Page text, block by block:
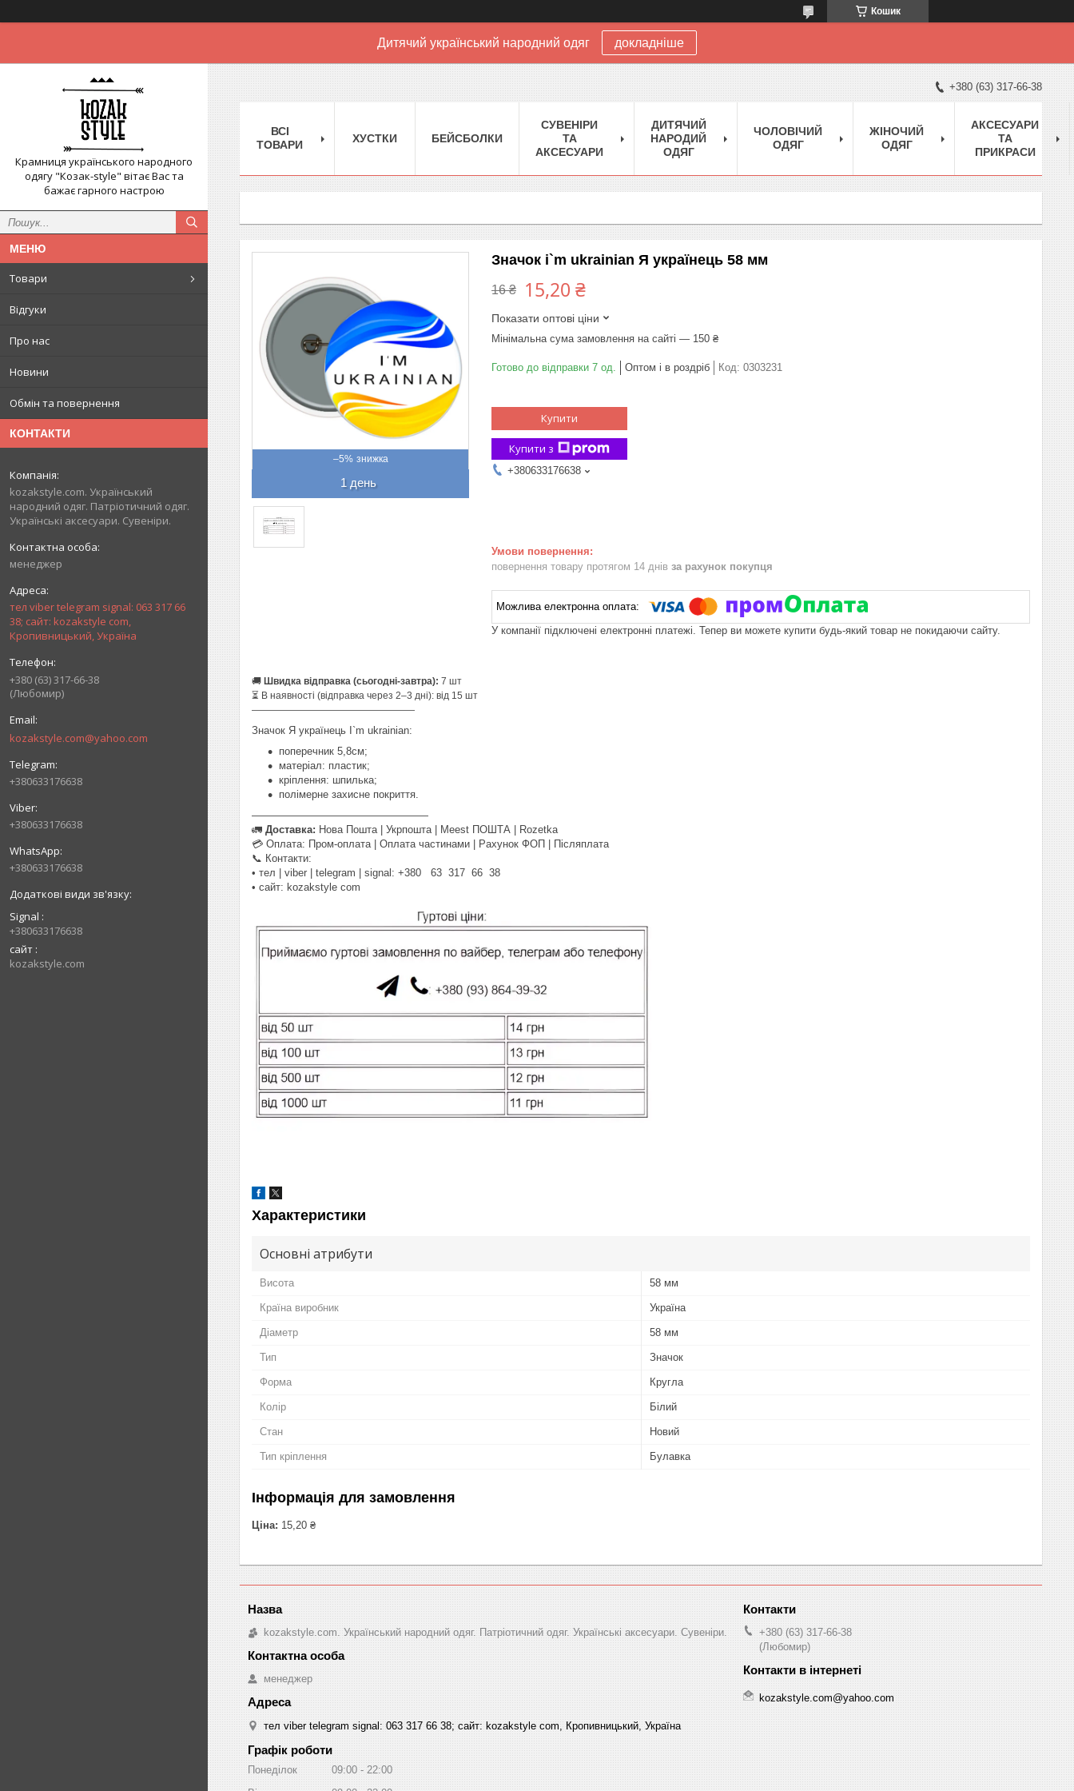
Кошик
Дитячий український народний одяг докладніше
Крамниця українського народного
одягу "Козак-style" вітає Вас та
бажає гарного настрою
Товари
Відгуки
Про нас
Новини
Обмін та повернення
КОНТАКТИ
kozakstyle.com. Український
народний одяг. Патріотичний одяг.
Українські аксесуари. Сувеніри.
менеджер
тел viber telegram signal: 063 317 66
38; сайт: kozakstyle com,
Кропивницький, Україна
+380 (63) 317-66-38
(Любомир)
kozakstyle.com@yahoo.com
+380633176638
+380633176638
+380633176638
Signal
+380633176638
сайт
kozakstyle.com
+380 (63) 317-66-38
ВСІ
ТОВАРИ
XУСТКИ БЕЙСБОЛКИ
CУВЕНІРИ
ТА
АКСЕСУАРИ
ДИТЯЧИЙ
НАРОДИЙ
ОДЯГ
ЧОЛОВІЧИЙ
ОДЯГ
ЖІНОЧИЙ
ОДЯГ
АКСЕСУАРИ
ТА
ПРИКРАСИ
–5%
1 день
Значок i`m ukrainian Я українець 58 мм
16 ₴ 15,20 ₴
Показати оптові ціни
Мінімальна сума замовлення на сайті — 150 ₴
Готово до відправки 7 од. Оптом і в роздріб Код: 0303231
Купити
Купити з
+380633176638
повернення товару протягом 14 днів за рахунок покупця
У компанії підключені електронні платежі. Тепер ви можете купити будь-який товар не покидаючи сайту.
🚚 Швидка відправка (сьогодні-завтра): 7 шт
⏳ В наявності (відправка через 2–3 дні): від 15 шт
—————————————————
Значок Я українець I`m ukrainian:
поперечник 5,8см;
матеріал: пластик;
кріплення: шпилька;
полімерне захисне покриття.
—————————————————
🚛 Доставка: Нова Пошта | Укрпошта | Meest ПОШТА | Rozetka
💳 Оплата: Пром-оплата | Оплата частинами | Рахунок ФОП | Післяплата
📞 Контакти:
• тел | viber | telegram | signal: +380 63 317 66 38
• сайт: kozakstyle com
Характеристики
Основні атрибути
Висота 58 мм
Країна виробник Україна
Діаметр 58 мм
Тип Значок
Форма Кругла
Колір Білий
Стан Новий
Тип кріплення Булавка
Інформація для замовлення
Ціна: 15,20 ₴
kozakstyle.com. Український народний одяг. Патріотичний одяг. Українські аксесуари. Сувеніри.
менеджер
тел viber telegram signal: 063 317 66 38; сайт: kozakstyle com, Кропивницький, Україна
+380 (63) 317-66-38
(Любомир)
kozakstyle.com@yahoo.com
Графік роботи
Понеділок 09:00
22:00